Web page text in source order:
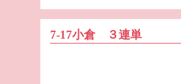
7-17小倉 ３連単